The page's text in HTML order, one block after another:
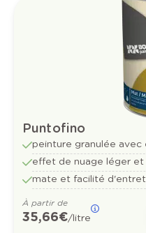
Puntofino
peinture granulée
effet de nuage léger et
mate et facilité
À partir de
35,66 €/litre